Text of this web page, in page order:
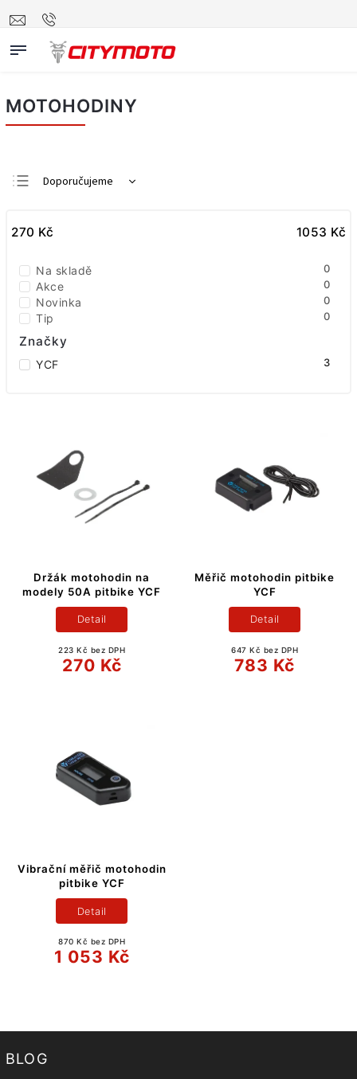
MOTOHODINY
Doporučujeme
Nejdražší
Abecedně
270 Kč 1053 Kč
Na skladě 0
Akce 0
Novinka 0
Tip 0
Značky
YCF 3
Držák motohodin na
modely 50A pitbike YCF
223 Kč bez DPH
270 Kč
Detail
Měřič motohodin pitbike
YCF
647 Kč bez DPH
783 Kč
Detail
Vibrační měřič motohodin
pitbike YCF
870 Kč bez DPH
1 053 Kč
Detail
BLOG